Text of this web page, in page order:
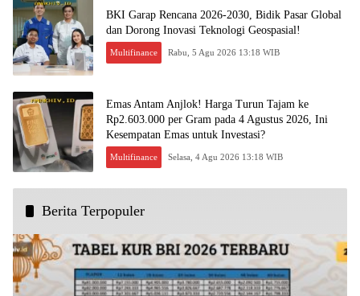
BKI Garap Rencana 2026-2030, Bidik Pasar Global
dan Dorong Inovasi Teknologi Geospasial!
Multifinance Rabu, 5 Agu 2026 13:18 WIB
Emas Antam Anjlok! Harga Turun Tajam ke
Rp2.603.000 per Gram pada 4 Agustus 2026, Ini
Kesempatan Emas untuk Investasi?
Multifinance Selasa, 4 Agu 2026 13:18 WIB
Berita Terpopuler